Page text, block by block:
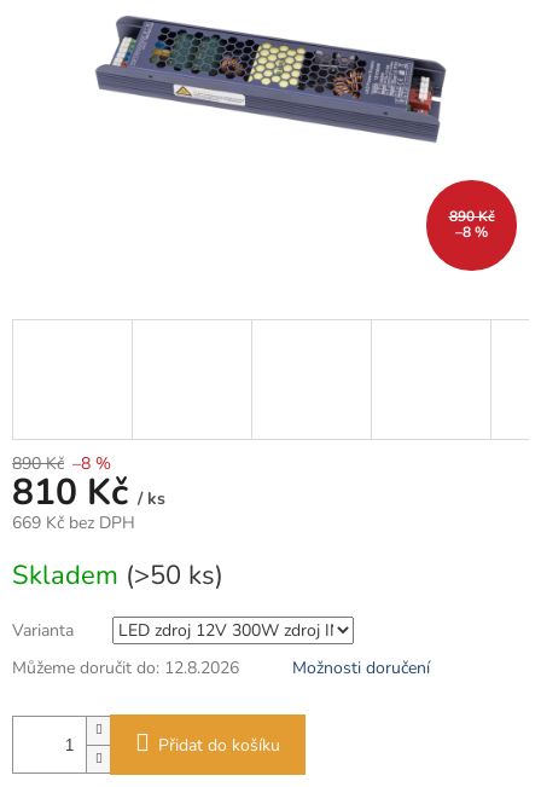
890 Kč
–8 %
890 Kč –8 %
810 Kč / ks
669 Kč bez DPH
cena:
Skladem (>50 ks)
Varianta
Můžeme doručit do: 12.8.2026 Možnosti doručení
Přidat do košíku